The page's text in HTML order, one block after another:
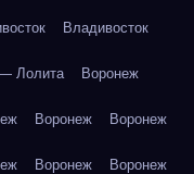
Владивосток
Лолита Воронеж
Воронеж Воронеж
Воронеж Воронеж